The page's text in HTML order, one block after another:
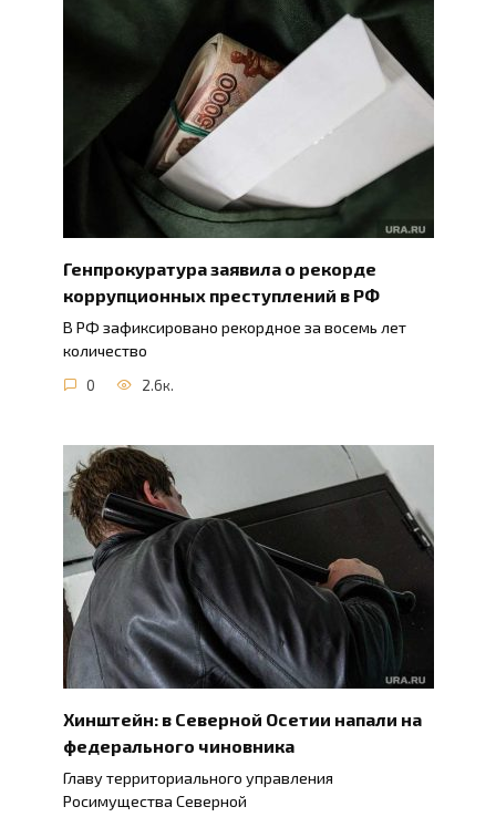
Генпрокуратура заявила о рекорде
коррупционных преступлений в РФ
В РФ зафиксировано рекордное за восемь лет
количество
0 2.6к.
Хинштейн: в Северной Осетии напали на
федерального чиновника
Главу территориального управления
Росимущества Северной